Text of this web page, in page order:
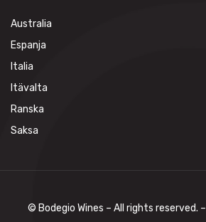
Australia
Espanja
Italia
Itävalta
Ranska
Saksa
© Bodegio Wines – All rights reserved. –